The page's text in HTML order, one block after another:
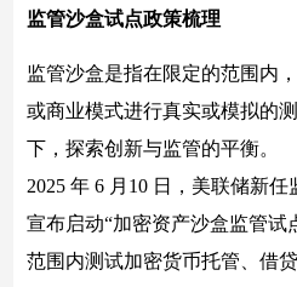
监管沙盒试点政策梳理
监管沙盒是指在限定的范围内
或商业模式进行真实或模拟的
下，探索创新与监管的平衡。
2025 年 6 月10 日，美联储新
宣布启动“加密资产沙盒监管试
范围内测试加密货币托管、借